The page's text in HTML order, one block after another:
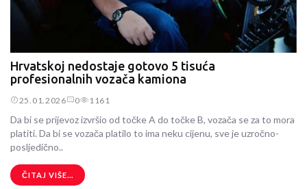
Hrvatskoj nedostaje gotovo 5 tisuća
profesionalnih vozača kamiona
25.01.2026 0 1161
Da bi se prijevoz izvršio od točke A do točke B, vozača se za to mora
platiti. Da bi se vozača platilo to ima neku cijenu, sve je uzročno-
posljedično..
ČITAJ VIŠE...